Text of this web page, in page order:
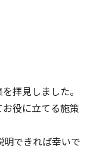
拝見しました。
役に立てる施策
できれば幸いで